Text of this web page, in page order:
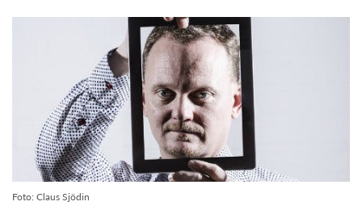
Foto: Claus Sjödin